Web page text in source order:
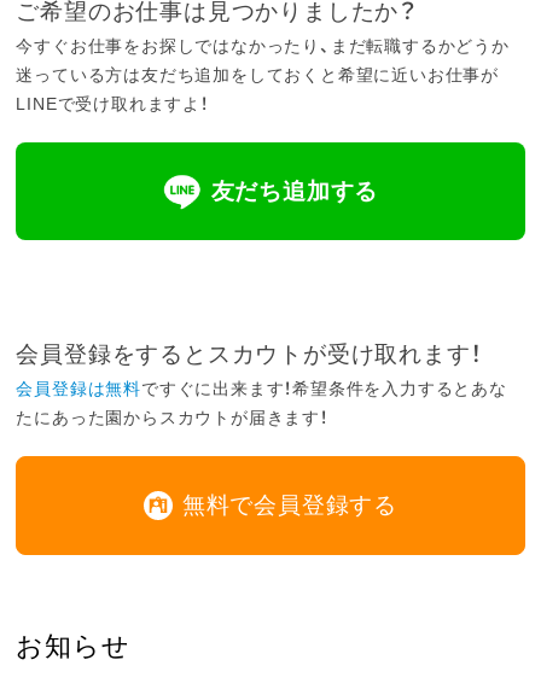
ご希望のお仕事は見つかりましたか？
今すぐお仕事をお探しではなかったり、まだ転職するかどうか
迷っている方は友だち追加をしておくと希望に近いお仕事が
LINEで受け取れますよ！
友だち追加する
会員登録をするとスカウトが受け取れます！
会員登録は無料ですぐに出来ます！希望条件を入力するとあな
たにあった園からスカウトが届きます！
無料で会員登録する
お知らせ